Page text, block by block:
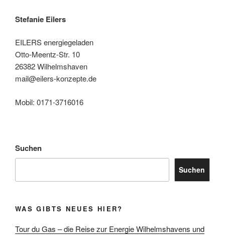
Stefanie Eilers
EILERS energiegeladen
Otto-Meentz-Str. 10
26382 Wilhelmshaven
mail@eilers-konzepte.de
Mobil: 0171-3716016
Suchen
Suchen
WAS GIBTS NEUES HIER?
Tour du Gas – die Reise zur Energie Wilhelmshavens und